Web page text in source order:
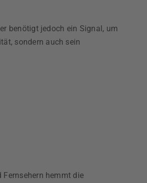
benötigt jedoch ein Signal, um
sondern auch sein
hemmt die